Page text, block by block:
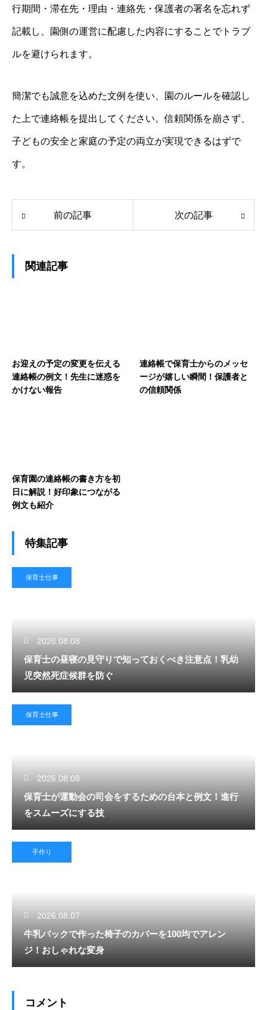
行期間・滞在先・理由・連絡先・保護者の署名を忘れず
記載し、園側の運営に配慮した内容にすることでトラブ
ルを避けられます。
簡潔でも誠意を込めた文例を使い、園のルールを確認し
た上で連絡帳を提出してください。信頼関係を崩さず、
子どもの安全と家庭の予定の両立が実現できるはずで
す。
前の記事 次の記事
関連記事
お迎えの予定の変更を伝える
連絡帳の例文！先生に迷惑を
かけない報告
連絡帳で保育士からのメッセ
ージが嬉しい瞬間！保護者と
の信頼関係
保育園の連絡帳の書き方を初
日に解説！好印象につながる
例文も紹介
特集記事
保育士仕事
2026.08.08
保育士の昼寝の見守りで知っておくべき注意点！乳幼
児突然死症候群を防ぐ
保育士仕事
2026.08.08
保育士が運動会の司会をするための台本と例文！進行
をスムーズにする技
手作り
2026.08.07
牛乳パックで作った椅子のカバーを100均でアレン
ジ！おしゃれな変身
コメント